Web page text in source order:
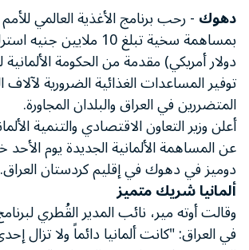
دهوك- رحب برنامج الأغذية العالمي
دولار أمريكي) مقدمة من الحكومة
توفير المساعدات الغذائية الضرورية لآلاف
المتضررين في العراق والبلدان المجاورة.
أعلن وزير التعاون الاقتصادي والتنمية
عن المساهمة الألمانية الجديدة يوم الأحد
دوميز في دهوك في إقليم كردستان العراق.
ألمانيا شريك متميز
وقالت أوته مير، نائب المدير القُطري
في العراق: "كانت ألمانيا دائماً ولا تزال